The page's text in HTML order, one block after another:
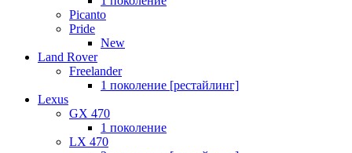
Picanto
Pride
New
Land Rover
Freelander
1 поколение [рестайлинг]
Lexus
GX 470
1 поколение
LX 470